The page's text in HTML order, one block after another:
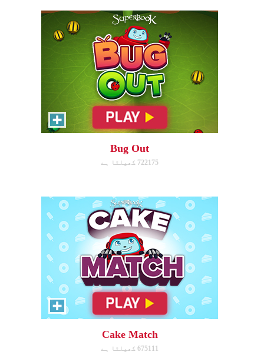
Bug Out
722175 کھیلتا ہے
Cake Match
Like cake? Then you'll love
Cake Match!
Cake Match
675111 کھیلتا ہے
Escape to Egypt
Help Joseph, Mary, and Jesus
avoid King Herod and make it to